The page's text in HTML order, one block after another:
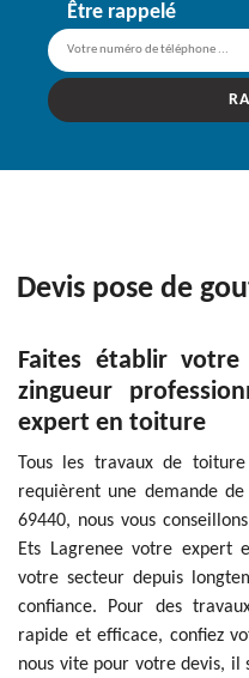
Être rappelé
Devis pose de
Faites établir
zingueur
expert en toiture
Tous les travaux de
requièrent une demande
69440, nous vous
Ets Lagrenee votre expert
votre secteur depuis
confiance. Pour des
rapide et efficace, confiez
nous vite pour votre devis, il